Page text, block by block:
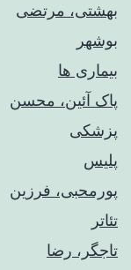
بهشتی، مرتضی
بوشهر
بیماری ها
پاک آئین، محسن
پزشکی
پلیس
پورمحبی، فرزین
تئاتر
تاجگر، رضا